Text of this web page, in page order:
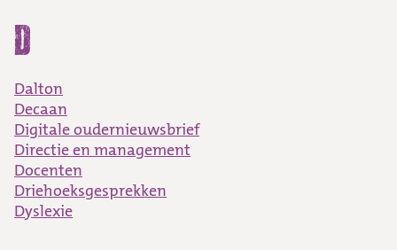
D
Dalton
Decaan
Digitale oudernieuwsbrief
Directie en management
Docenten
Driehoeksgesprekken
Dyslexie